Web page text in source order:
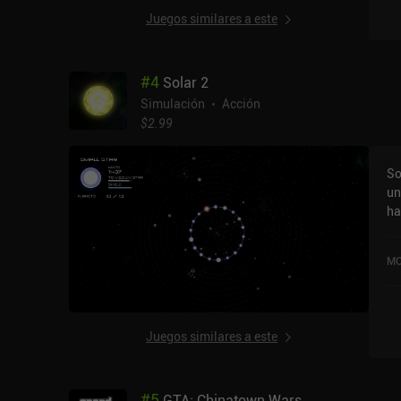
Juegos similares a este
#4 Solar 2
Simulación
Acción
$2.99
Juegos similares a este